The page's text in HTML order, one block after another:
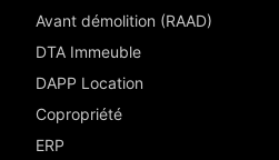
Avant démolition (RAAD)
DTA Immeuble
DAPP Location
Copropriété
ERP